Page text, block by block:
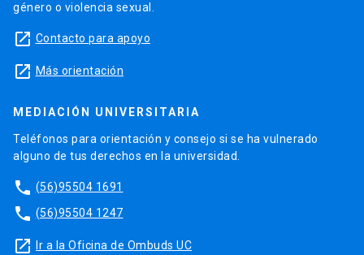
género o violencia sexual.
launch Contacto para apoyo
launch Más orientación
MEDIACIÓN UNIVERSITARIA
Teléfonos para orientación y consejo si se ha vulnerado
alguno de tus derechos en la universidad.
phone (56)95504 1691
phone (56)95504 1247
launch Ir a la Oficina de Ombuds UC